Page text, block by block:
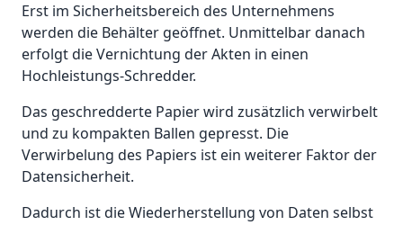
Erst im Sicherheitsbereich des Unternehmens
werden die Behälter geöffnet. Unmittelbar danach
erfolgt die Vernichtung der Akten in einen
Hochleistungs-Schredder.
Das geschredderte Papier wird zusätzlich verwirbelt
und zu kompakten Ballen gepresst. Die
Verwirbelung des Papiers ist ein weiterer Faktor der
Datensicherheit.
Dadurch ist die Wiederherstellung von Daten selbst